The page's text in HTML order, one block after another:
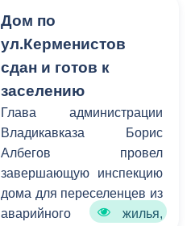
энергетики республики
Альбертом Сокуровым,
Управления
Росприроднадзора по
РСО-Алания Виталием
Кокоевым, сотрудниками
комитета ЖКХ города.
Дом по
ул.Керменистов
сдан и готов к
заселению
Глава администрации
Владикавказа Борис
Албегов провел
завершающую инспекцию
дома для переселенцев из
аварийного жилья,